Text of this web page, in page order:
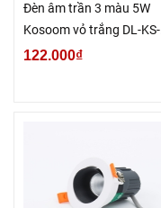
Đèn âm trần 3 màu 5W
Kosoom vỏ trắng DL-KS-
DMT-5
122.000₫